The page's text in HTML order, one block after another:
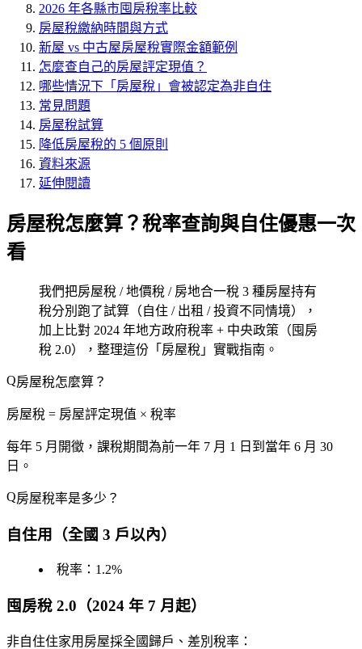
2026 年各縣市囤房稅率比較
房屋稅繳納時間與方式
新屋 vs 中古屋房屋稅實際金額範例
怎麼查自己的房屋評定現值？
哪些情況下「房屋稅」會被認定為非自住
常見問題
房屋稅試算
降低房屋稅的 5 個原則
資料來源
延伸閱讀
房屋稅怎麼算？稅率查詢與自住優惠一次
看
我們把房屋稅 / 地價稅 / 房地合一稅 3 種房屋持有
稅分別跑了試算（自住 / 出租 / 投資不同情境），
加上比對 2024 年地方政府稅率 + 中央政策（囤房
稅 2.0），整理這份「房屋稅」實戰指南。
房屋稅怎麼算？
房屋稅 = 房屋評定現值 × 稅率
每年 5 月開徵，課稅期間為前一年 7 月 1 日到當年 6 月 30
日。
房屋稅率是多少？
自住用（全國 3 戶以內）
稅率： 1.2%
囤房稅 2.0（2024 年 7 月起）
非自住住家用房屋採全國歸戶、差別稅率：